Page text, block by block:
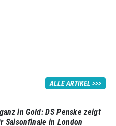
ALLE ARTIKEL
in Gold: DS Penske zeigt
Saisonfinale in London